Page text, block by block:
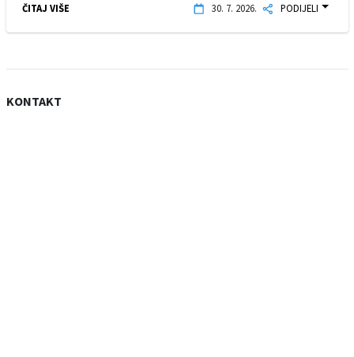
ČITAJ VIŠE 30. 7. 2026. PODIJELI
KONTAKT